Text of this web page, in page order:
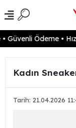
Ödeme •
Kadın
Tarih: 21.04.2026